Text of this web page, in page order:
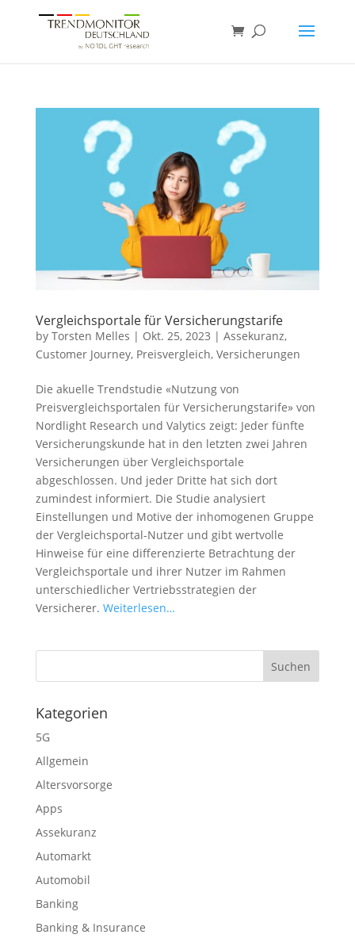
Vergleichsportale für Versicherungstarife
by Torsten Melles | Okt. 25, 2023 | Assekuranz,
Customer Journey, Preisvergleich, Versicherungen
Die akuelle Trendstudie «Nutzung von
Preisvergleichsportalen für Versicherungstarife» von
Nordlight Research und Valytics zeigt: Jeder fünfte
Versicherungskunde hat in den letzten zwei Jahren
Versicherungen über Vergleichsportale
abgeschlossen. Und jeder Dritte hat sich dort
zumindest informiert. Die Studie analysiert
Einstellungen und Motive der inhomogenen Gruppe
der Vergleichsportal-Nutzer und gibt wertvolle
Hinweise für eine differenzierte Betrachtung der
Vergleichsportale und ihrer Nutzer im Rahmen
unterschiedlicher Vertriebsstrategien der
Versicherer. Weiterlesen…
Kategorien
5G
Allgemein
Altersvorsorge
Apps
Assekuranz
Automarkt
Automobil
Banking
Banking & Insurance